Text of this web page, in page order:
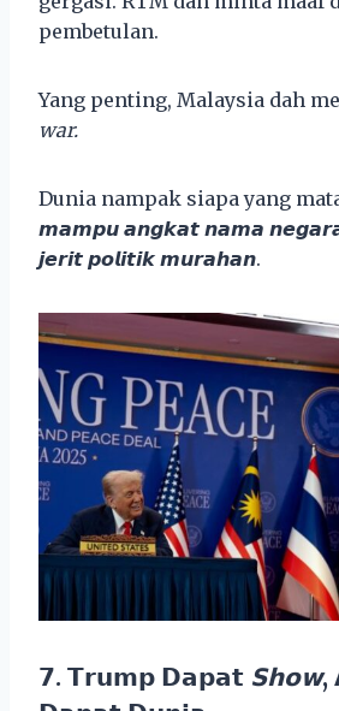
pembetulan.
Yang penting, Malaysia dah
war.
Dunia nampak siapa yang
𝙢𝙖𝙢𝙥𝙪 𝙖𝙣𝙜𝙠𝙖𝙩 𝙣𝙖𝙢𝙖 𝙣𝙚𝙜𝙖𝙧𝙖
𝙟𝙚𝙧𝙞𝙩 𝙥𝙤𝙡𝙞𝙩𝙞𝙠 𝙢𝙪𝙧𝙖𝙝𝙖𝙣.
𝟳. 𝗧𝗿𝘂𝗺𝗽 𝗗𝗮𝗽𝗮𝘁 𝗦𝗵𝗼𝘄,